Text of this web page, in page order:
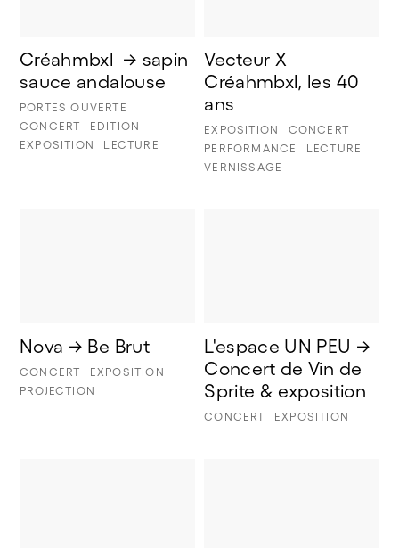
Créahmbxl  → sapin
sauce andalouse
PORTES OUVERTE
CONCERT
EDITION
EXPOSITION
LECTURE
Vecteur X
Créahmbxl, les 40
ans
EXPOSITION
CONCERT
PERFORMANCE
LECTURE
VERNISSAGE
Nova → Be Brut
CONCERT
EXPOSITION
PROJECTION
L'espace UN PEU →
Concert de Vin de
Sprite & exposition
CONCERT EXPOSITION